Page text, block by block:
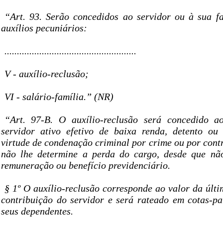
“Art. 93. Serão concedidos ao servidor ou à sua
auxílios pecuniários:
.....................................................
V - auxílio-reclusão;
VI - salário-família.” (NR)
“Art. 97-B. O auxílio-reclusão será concedido
servidor ativo efetivo de baixa renda, detento ou
virtude de condenação criminal por crime ou por
não lhe determine a perda do cargo, desde que
remuneração ou benefício previdenciário.
§ 1º O auxílio-reclusão corresponde ao valor da
contribuição do servidor e será rateado em cotas-
seus dependentes.